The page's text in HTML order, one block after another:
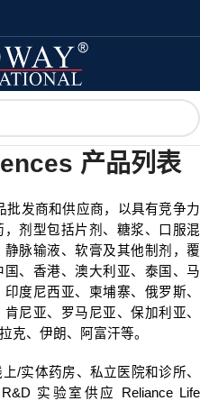
产品列表
批发商和供应商，以具有竞争力
剂型包括片剂、糖浆、口服混
脉输液、软膏及其他制剂，覆
、香港、澳大利亚、泰国、马
度尼西亚、柬埔寨、俄罗斯、
尼亚、罗马尼亚、保加利亚、
克、伊朗、阿富汗等。
上/实体药房、私立医院和诊所、
实验室供应 Reliance Life